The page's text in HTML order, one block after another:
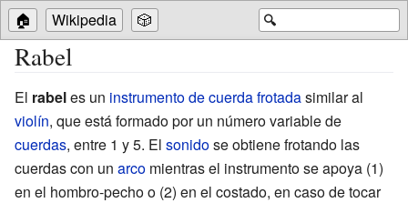
🔍
🏠 Wikipedia 🎲
Rabel
El rabeles un instrumento de cuerda frotadasimilar al
violín, que está formado por un número variable de
cuerdas, entre 1 y 5. El sonidose obtiene frotando las
cuerdas con un arco mientras el instrumento se apoya (1)
en el hombro-pecho o (2) en el costado, en caso de tocar